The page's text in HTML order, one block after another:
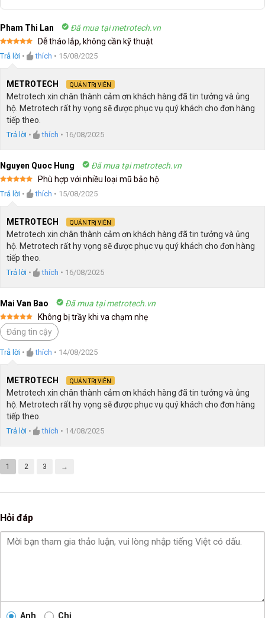
Pham Thi Lan Đã mua tại metrotech.vn
Được xếp
hạng5 5
Dễ tháo lắp, không cần kỹ thuật
Trả lời • thích • 15/08/2025
METROTECH QUẢN TRỊ VIÊN
Metrotech xin chân thành cảm ơn khách hàng đã tin tưởng và ủng
hộ. Metrotech rất hy vọng sẽ được phục vụ quý khách cho đơn hàng
tiếp theo.
Trả lời • thích • 16/08/2025
Nguyen Quoc Hung Đã mua tại metrotech.vn
Được xếp
hạng5 5
Phù hợp với nhiều loại mũ bảo hộ
Trả lời • thích • 15/08/2025
METROTECH QUẢN TRỊ VIÊN
Metrotech xin chân thành cảm ơn khách hàng đã tin tưởng và ủng
hộ. Metrotech rất hy vọng sẽ được phục vụ quý khách cho đơn hàng
tiếp theo.
Trả lời • thích • 16/08/2025
Mai Van Bao Đã mua tại metrotech.vn
Được xếp
hạng 55
sao
Không bị trầy khi va chạm nhẹ
Đáng tin cậy
Trả lời • thích • 14/08/2025
METROTECH QUẢN TRỊ VIÊN
Metrotech xin chân thành cảm ơn khách hàng đã tin tưởng và ủng
hộ. Metrotech rất hy vọng sẽ được phục vụ quý khách cho đơn hàng
tiếp theo.
Trả lời • thích • 14/08/2025
1 2 3 →
Hỏi đáp
Anh Chị